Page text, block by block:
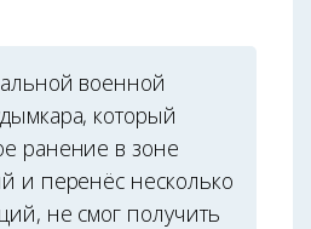
военной
который
ранение в зоне
и перенёс несколько
не смог получить